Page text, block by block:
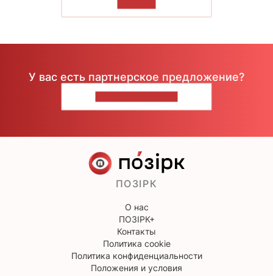
У вас есть партнерское предложение?
ПОЗІРК
О нас
ПОЗІРК+
Контакты
Политика cookie
Политика конфиденциальности
Положения и условия